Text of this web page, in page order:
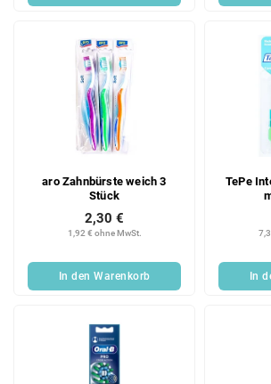
aro Zahnbürste weich 3
Stück
1,92 € ohne MwSt.
2,30 €
In den Warenkorb
TePe
In